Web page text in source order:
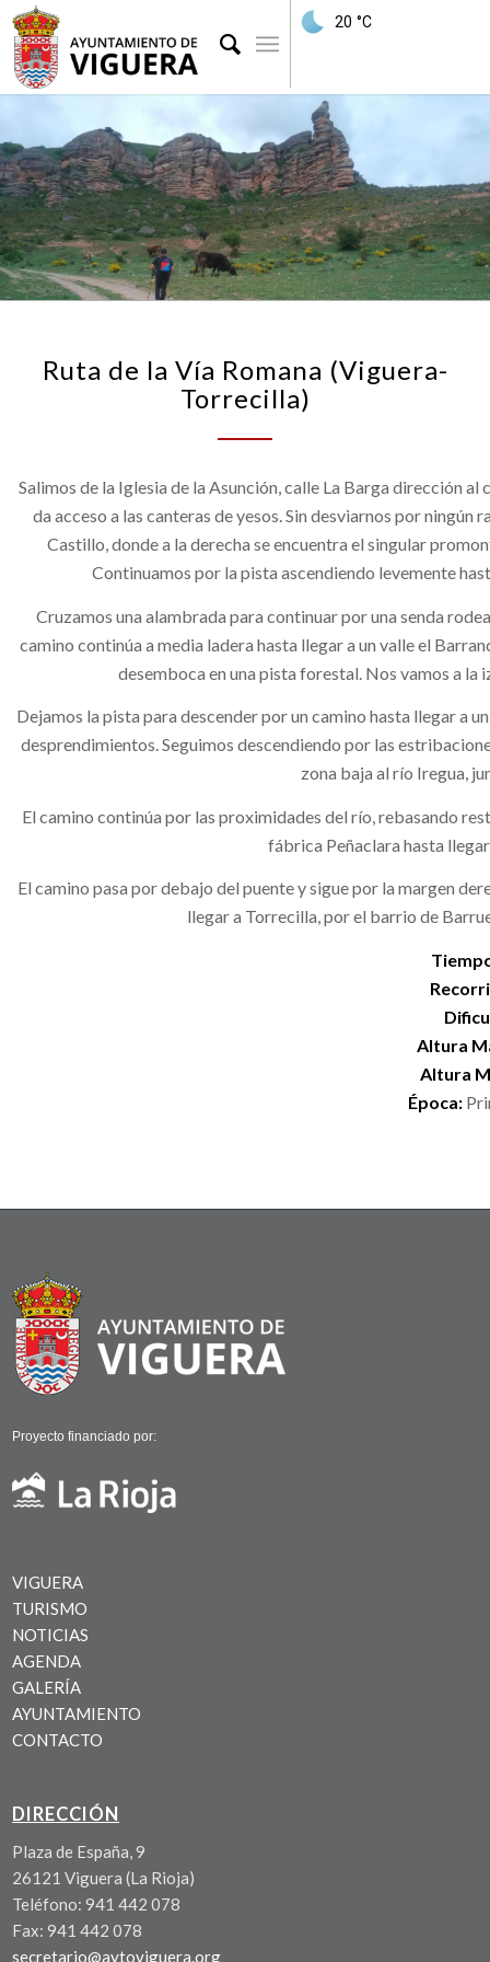
20 °C
Ruta de la Vía Romana (Viguera-
Torrecilla)
Salimos de la Iglesia de la Asunción, calle La Barga dirección
da acceso a las canteras de yesos. Sin desviarnos por
Castillo, donde a la derecha se encuentra el singular
Continuamos por la pista ascendiendo levemente
Cruzamos una alambrada para continuar por una senda
camino continúa a media ladera hasta llegar a un valle el
desemboca en una pista forestal. Nos vamos a la
Dejamos la pista para descender por un camino hasta llegar a
desprendimientos. Seguimos descendiendo por las
zona baja al río Iregua,
El camino continúa por las proximidades del río, rebasando
fábrica Peñaclara hasta
El camino pasa por debajo del puente y sigue por la margen
llegar a Torrecilla, por el barrio de
Altura
Altura
Época:
Proyecto financiado por:
VIGUERA
TURISMO
NOTICIAS
AGENDA
GALERÍA
AYUNTAMIENTO
CONTACTO
DIRECCIÓN
Plaza de España, 9
26121 Viguera (La Rioja)
Teléfono: 941 442 078
Fax: 941 442 078
secretario@aytoviguera.org